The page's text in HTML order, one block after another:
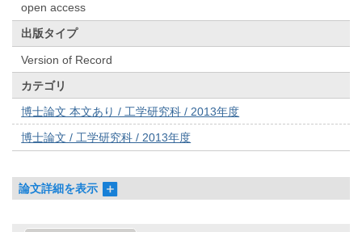
open access
出版タイプ
Version of Record
カテゴリ
博士論文 本文あり / 工学研究科 / 2013年度
博士論文 / 工学研究科 / 2013年度
論文詳細を表示